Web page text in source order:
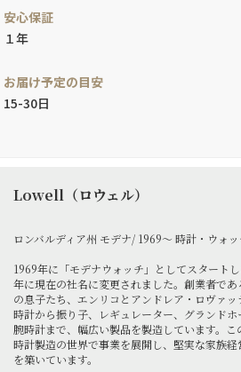
安心保証
１年
お届け予定の目安
15-30日
Lowell（ロウェル）
ロンバルディア州 モデナ/ 1969～ 時計・ウォッ
1969年に「モデナウォッチ」としてスタート
年に現在の社名に変更されました。創業者で
の息子たち、エンリコとアンドレア・ロヴァ
時計から振り子、レギュレーター、グランド
腕時計まで、幅広い製品を製造しています。
時計製造の世界で事業を展開し、堅実な家族
を築いています。